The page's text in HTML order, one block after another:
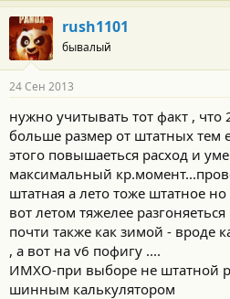
rush1101
бывалый
24 Сен 2013
нужно учитывать тот факт , что
больше размер от штатных тем
этого повышаеться расход и
максимальный
штатная а лето тоже штатное
вот летом тяжелее
почти также как зимой - вроде
, а вот на v6 пофигу ....
ИМХО-при выборе не штатной
шинным калькулятором